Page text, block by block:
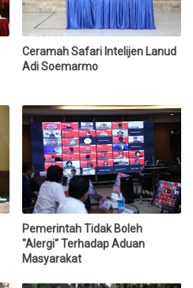
Ceramah Safari Intelijen Lanud
Adi Soemarmo
Pemerintah Tidak Boleh
"Alergi" Terhadap Aduan
Masyarakat